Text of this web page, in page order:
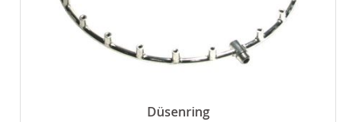
Düsenring